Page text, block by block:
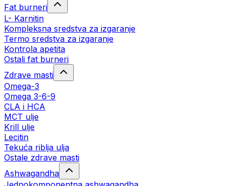
Fat burneri
L- Karnitin
Kompleksna sredstva za izgaranje
Termo sredstva za izgaranje
Kontrola apetita
Ostali fat burneri
Zdrave masti
Omega-3
Omega 3-6-9
CLA i HCA
MCT ulje
Krill ulje
Lecitin
Tekuća riblja ulja
Ostale zdrave masti
Ashwagandha